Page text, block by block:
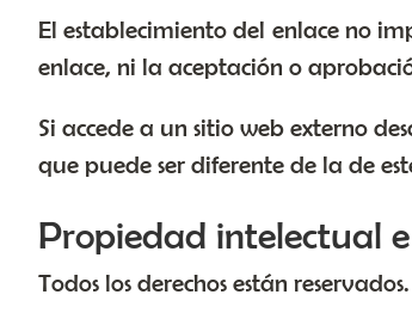
El establecimiento del enlace no
enlace, ni la aceptación o
Si accede a un sitio web externo
que puede ser diferente de la de
Propiedad intelectual
Todos los derechos están reservados.